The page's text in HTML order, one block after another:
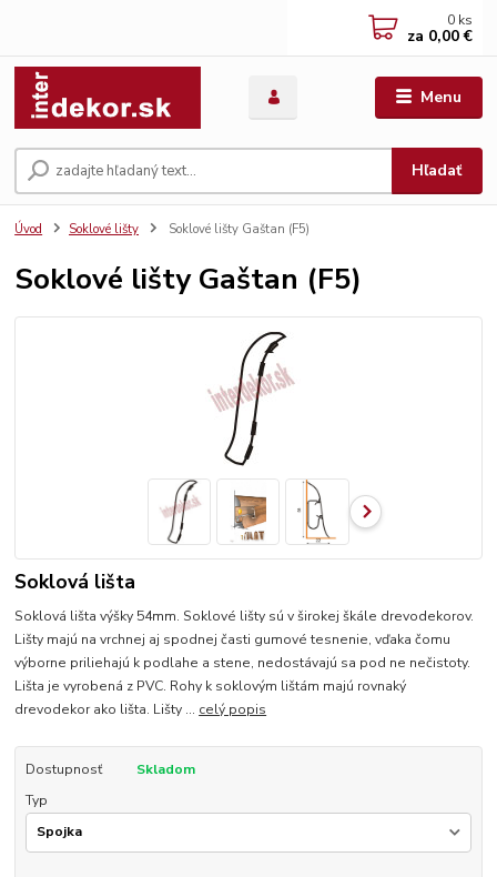
Menu
Hľadať
0 ks
za 0,00 €
Úvod Soklové lišty Soklové lišty Gaštan (F5)
Soklové lišty Gaštan (F5)
Soklová lišta
Soklová lišta výšky 54mm. Soklové lišty sú v širokej škále drevodekorov.
Lišty majú na vrchnej aj spodnej časti gumové tesnenie, vďaka čomu
výborne priliehajú k podlahe a stene, nedostávajú sa pod ne nečistoty.
Lišta je vyrobená z PVC. Rohy k soklovým lištám majú rovnaký
drevodekor ako lišta. Lišty ... celý popis
Dostupnosť
Skladom
Typ